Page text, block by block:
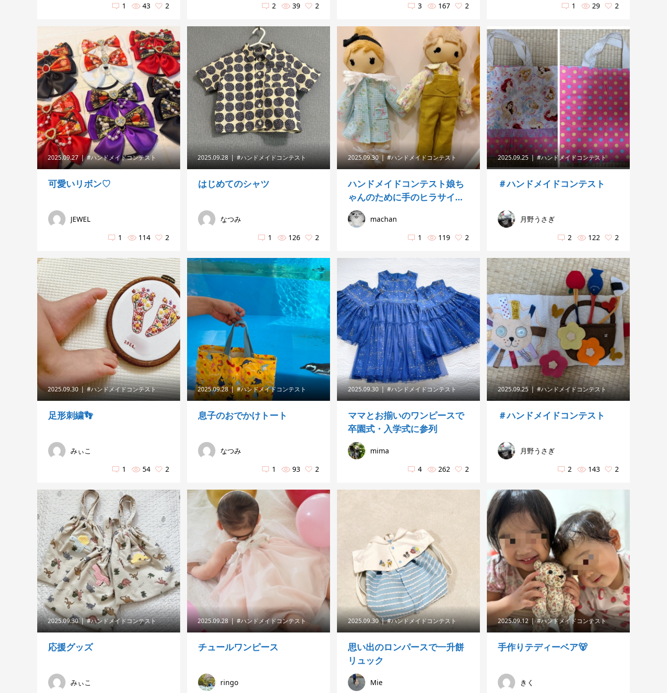
1
43 2
2
39 2
3
167 2
1
29 2
2025.09.27 #ハンドメイドコンテスト
可愛いリボン♡
JEWEL
1
114 2
2025.09.28 #ハンドメイドコンテスト
はじめてのシャツ
なつみ
1
126 2
2025.09.30 #ハンドメイドコンテスト
ハンドメイドコンテスト娘ち
ゃんのために手のヒラサイ...
machan
1
119 2
2025.09.25 #ハンドメイドコンテスト
＃ハンドメイドコンテスト
月野うさぎ
2
122 2
2025.09.30 #ハンドメイドコンテスト
足形刺繍👣
みぃこ
1
54 2
2025.09.28 #ハンドメイドコンテスト
息子のおでかけトート
なつみ
1
93 2
2025.09.30 #ハンドメイドコンテスト
ママとお揃いのワンピースで
卒園式・入学式に参列
mima
4
262 2
2025.09.25 #ハンドメイドコンテスト
＃ハンドメイドコンテスト
月野うさぎ
2
143 2
2025.09.30 #ハンドメイドコンテスト
応援グッズ
みぃこ
2025.09.28 #ハンドメイドコンテスト
チュールワンピース
ringo
2025.09.30 #ハンドメイドコンテスト
思い出のロンパースで一升餅
リュック
Mie
2025.09.12 #ハンドメイドコンテスト
手作りテディーベア🐻
きく